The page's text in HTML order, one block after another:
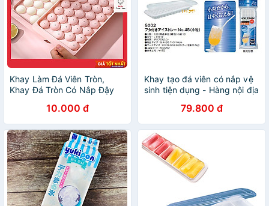
Khay Làm Đá Viên Tròn,
Khay Đá Tròn Có Nắp Đậy
Làm Thạch 33 Ô
10.000 đ
Khay tạo đá viên có nắp vệ
sinh tiện dụng - Hàng nội địa
79.800 đ